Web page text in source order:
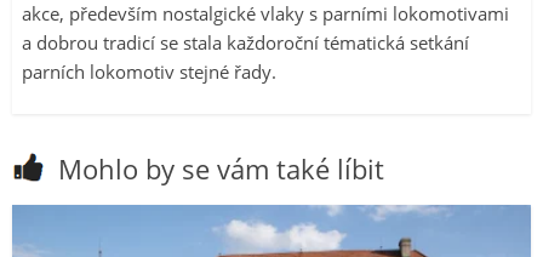
akce, především nostalgické vlaky s parními lokomotivami
a dobrou tradicí se stala každoroční tématická setkání
parních lokomotiv stejné řady.
Mohlo by se vám také líbit